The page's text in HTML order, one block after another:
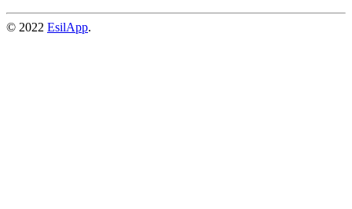
© 2022 EsilApp.